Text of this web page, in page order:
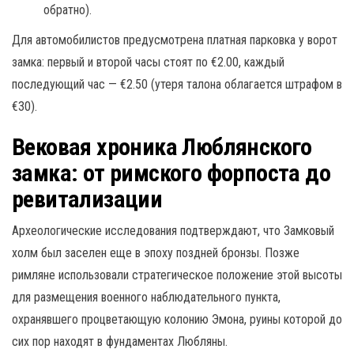
обратно).
Для автомобилистов предусмотрена платная парковка у ворот
замка: первый и второй часы стоят по €2.00, каждый
последующий час — €2.50 (утеря талона облагается штрафом в
€30).
Вековая хроника Люблянского
замка: от римского форпоста до
ревитализации
Археологические исследования подтверждают, что Замковый
холм был заселен еще в эпоху поздней бронзы. Позже
римляне использовали стратегическое положение этой высоты
для размещения военного наблюдательного пункта,
охранявшего процветающую колонию Эмона, руины которой до
сих пор находят в фундаментах Любляны.